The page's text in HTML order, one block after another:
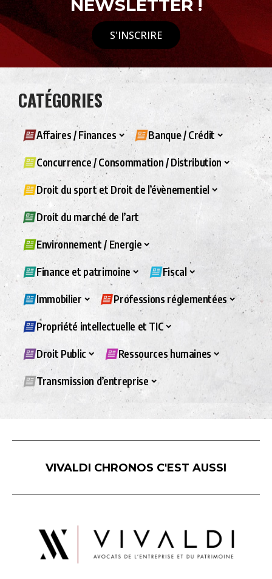
NEWSLETTER !
S'INSCRIRE
CATÉGORIES
Affaires / Finances Banque / Crédit
Concurrence / Consommation / Distribution
Droit du sport et Droit de l’évènementiel
Droit du marché de l’art
Environnement / Energie
Finance et patrimoine Fiscal
Immobilier Professions réglementées
Propriété intellectuelle et TIC
Droit Public Ressources humaines
Transmission d’entreprise
VIVALDI CHRONOS C'EST AUSSI